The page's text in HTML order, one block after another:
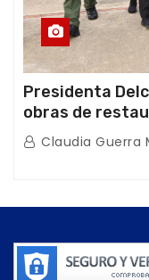
Presidenta
obras de
afectaciones
Claudia Guerra